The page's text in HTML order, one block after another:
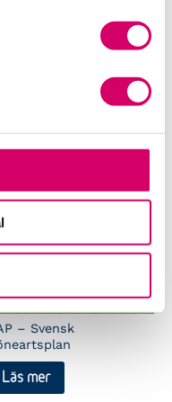
Digitalt nyhetsbrev till
– Företagsaktuellt
– Svensk
Läs mer